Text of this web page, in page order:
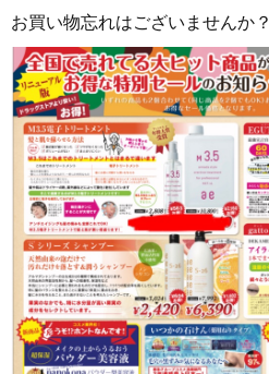
お買い物忘れはございませんか？